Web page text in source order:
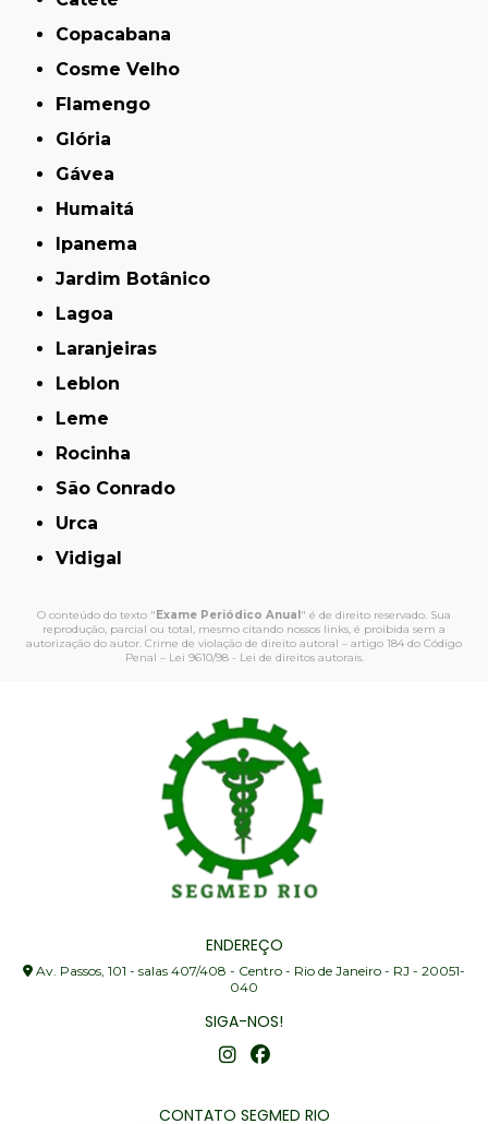
Copacabana
Cosme Velho
Flamengo
Glória
Gávea
Humaitá
Ipanema
Jardim Botânico
Lagoa
Laranjeiras
Leblon
Leme
Rocinha
São Conrado
Urca
Vidigal
O conteúdo do texto " Exame Periódico Anual " é de direito reservado. Sua
reprodução, parcial ou total, mesmo citando nossos links, é proibida sem a
autorização do autor. Crime de violação de direito autoral – artigo 184 do Código
Penal – Lei 9610/98 - Lei de direitos autorais.
ENDEREÇO
Av. Passos, 101 - salas 407/408 - Centro - Rio de Janeiro - RJ - 20051-
040
SIGA-NOS!
CONTATO SEGMED RIO